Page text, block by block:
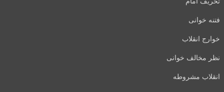
فتنه خوانی
خوارج انقلاب
نظر مخالف خوانی
انقلاب مشروطه